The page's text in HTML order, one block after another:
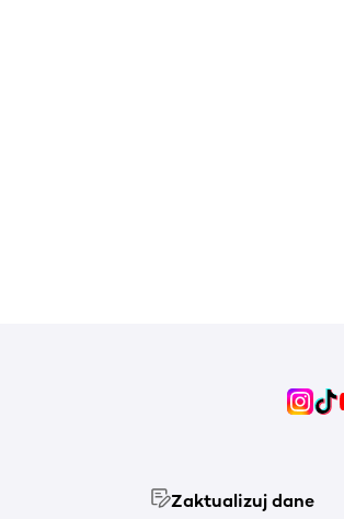
Zaktualizuj dane